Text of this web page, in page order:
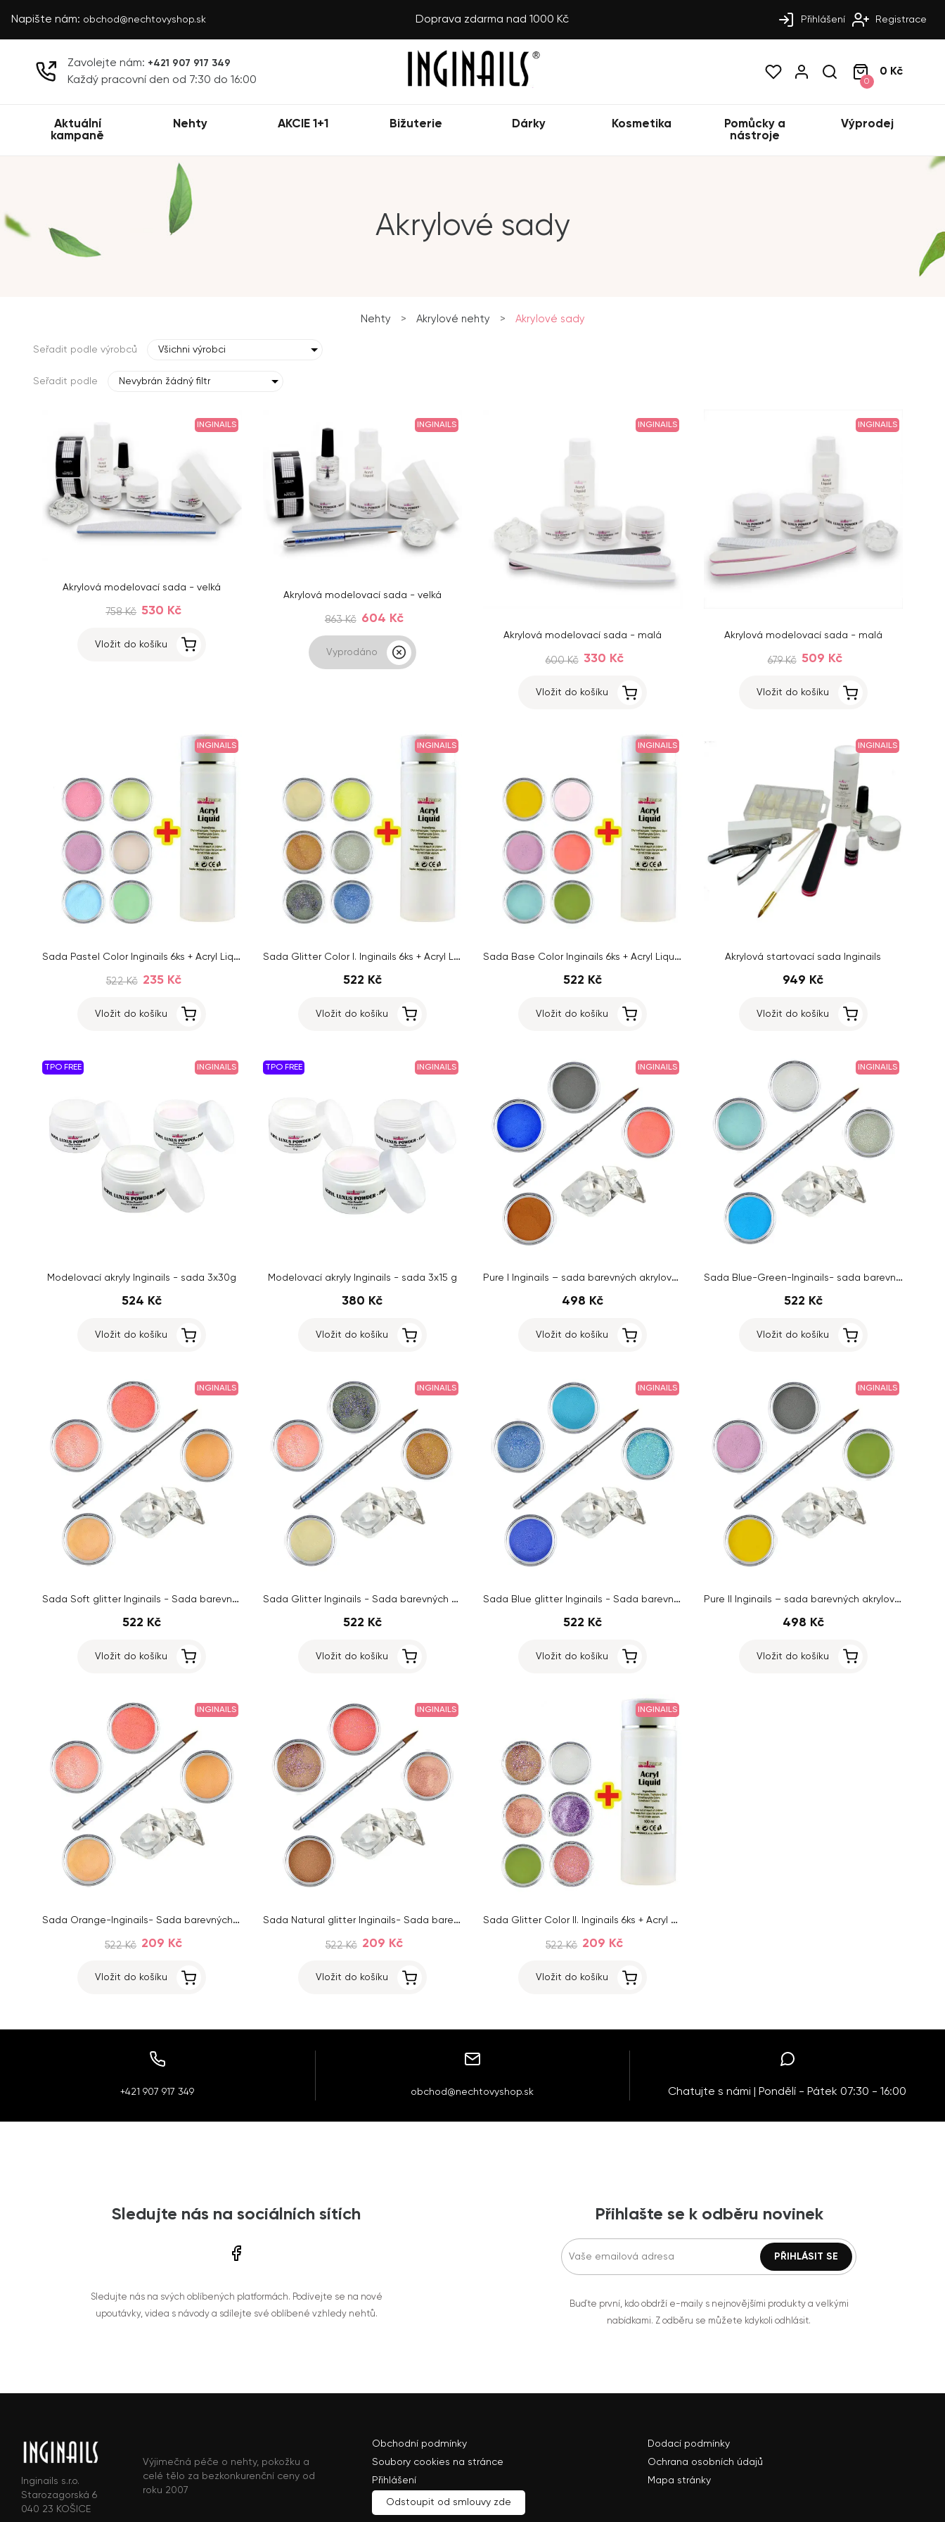
Napište nám: obchod@nechtovyshop.sk Doprava zdarma nad 1000 Kč Přihlášení Registrace
Zavolejte nám: +421 907 917 349
Každý pracovní den od 7:30 do 16:00 0
0 Kč
Aktuální
kampaně
Nehty AKCIE 1+1 Bižuterie Dárky Kosmetika
Pomůcky a
nástroje
Výprodej
Akrylové sady
Nehty > Akrylové nehty > Akrylové sady
Seřadit podle výrobců Všichni výrobci
Seřadit podle Nevybrán žádný filtr
INGINAILS
Akrylová modelovací sada - velká
758 Kč 530 Kč
Vložit do košíku
INGINAILS
Akrylová modelovací sada - velká
863 Kč 604 Kč
Vyprodáno
INGINAILS
Akrylová modelovací sada - malá
600 Kč 330 Kč
Vložit do košíku
INGINAILS
Akrylová modelovací sada - malá
679 Kč 509 Kč
Vložit do košíku
INGINAILS
Sada Pastel Color Inginails 6ks + Acryl Liquid 100ml ZDARMA
522 Kč 235 Kč
Vložit do košíku
INGINAILS
Sada Glitter Color I. Inginails 6ks + Acryl Liquid 100ml ZDARMA
522 Kč
Vložit do košíku
INGINAILS
Sada Base Color Inginails 6ks + Acryl Liquid 100ml ZDARMA
522 Kč
Vložit do košíku
INGINAILS
Akrylová startovací sada Inginails
949 Kč
Vložit do košíku
TPO FREE INGINAILS
Modelovací akryly Inginails - sada 3x30g
524 Kč
Vložit do košíku
TPO FREE INGINAILS
Modelovací akryly Inginails - sada 3x15 g
380 Kč
Vložit do košíku
INGINAILS
Pure I Inginails – sada barevných akrylových prášků
498 Kč
Vložit do košíku
INGINAILS
Sada Blue-Green-Inginails- sada barevných akrylových prášků
522 Kč
Vložit do košíku
INGINAILS
Sada Soft glitter Inginails - Sada barevných akrylových prášků
522 Kč
Vložit do košíku
INGINAILS
Sada Glitter Inginails - Sada barevných akrylových prášků
522 Kč
Vložit do košíku
INGINAILS
Sada Blue glitter Inginails - Sada barevných akrylových prášků
522 Kč
Vložit do košíku
INGINAILS
Pure II Inginails – sada barevných akrylových prášků
498 Kč
Vložit do košíku
INGINAILS
Sada Orange-Inginails- Sada barevných akrylových prášků
522 Kč 209 Kč
Vložit do košíku
INGINAILS
Sada Natural glitter Inginails- Sada barevných akrylových prášků
522 Kč 209 Kč
Vložit do košíku
INGINAILS
Sada Glitter Color II. Inginails 6ks + Acryl Liquid 100ml ZDARMA
522 Kč 209 Kč
Vložit do košíku
+421 907 917 349 obchod@nechtovyshop.sk Chatujte s námi | Pondělí - Pátek 07:30 - 16:00
Sledujte nás na sociálních sítích
Sledujte nás na svých oblíbených platformách. Podívejte se na nové
upoutávky, videa s návody a sdílejte své oblíbené vzhledy nehtů.
Přihlašte se k odběru novinek
Buďte první, kdo obdrží e-maily s nejnovějšími produkty a velkými
nabídkami. Z odběru se můžete kdykoli odhlásit.
Inginails s.r.o.
Starozagorská 6
040 23 KOŠICE
Výjimečná péče o nehty, pokožku a
celé tělo za bezkonkurenční ceny od
roku 2007
Obchodní podmínky
Dodací podmínky
Soubory cookies na stránce
Ochrana osobních údajů
Přihlášení
Mapa stránky
Odstoupit od smlouvy zde